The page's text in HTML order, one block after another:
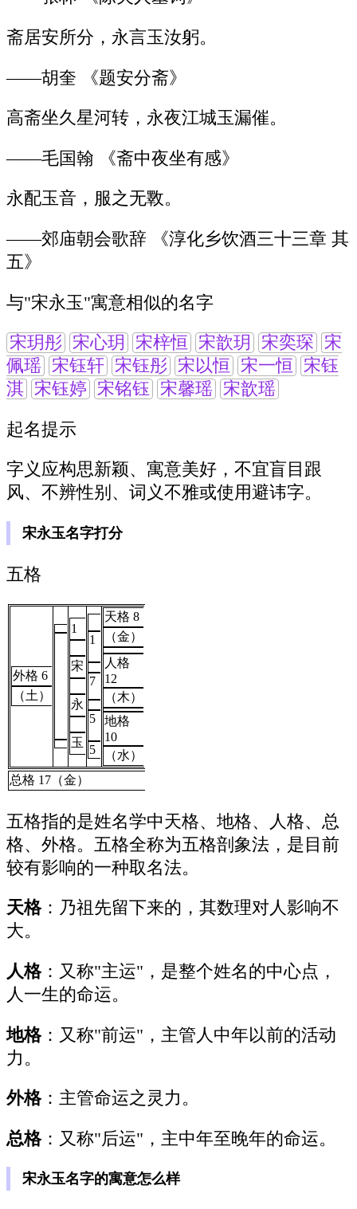
斋居安所分，永言玉汝躬。
——胡奎 《题安分斋》
高斋坐久星河转，永夜江城玉漏催。
——毛国翰 《斋中夜坐有感》
永配玉音，服之无斁。
——郊庙朝会歌辞 《淳化乡饮酒三十三章 其
五》
与"宋永玉"寓意相似的名字
宋玥彤 宋心玥 宋梓恒 宋歆玥 宋奕琛 宋
佩瑶 宋钰轩 宋钰彤 宋以恒 宋一恒 宋钰
淇 宋钰婷 宋铭钰 宋馨瑶 宋歆瑶
起名提示
字义应构思新颖、寓意美好，不宜盲目跟
风、不辨性别、词义不雅或使用避讳字。
宋永玉名字打分
五格
外格 6
（土）
1
宋
永
玉
1
7
5
5
天格 8
（金）
人格
12
（木）
地格
10
（水）
总格 17（金）
五格指的是姓名学中天格、地格、人格、总
格、外格。五格全称为五格剖象法，是目前
较有影响的一种取名法。
天格：乃祖先留下来的，其数理对人影响不
大。
人格：又称"主运"，是整个姓名的中心点，
人一生的命运。
地格：又称"前运"，主管人中年以前的活动
力。
外格：主管命运之灵力。
总格：又称"后运"，主中年至晚年的命运。
宋永玉名字的寓意怎么样